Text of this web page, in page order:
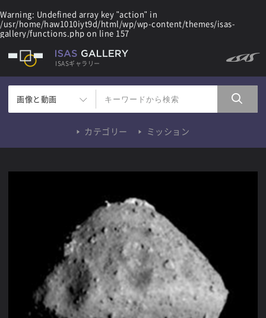
Warning: Undefined array key "action" in
/usr/home/haw1010iyt9d/html/wp/wp-content/themes/isas-
gallery/functions.php on line 157
ISASギャラリー
画像と動画
カテゴリー ミッション